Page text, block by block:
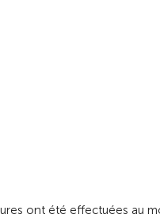
ont été effectuées au